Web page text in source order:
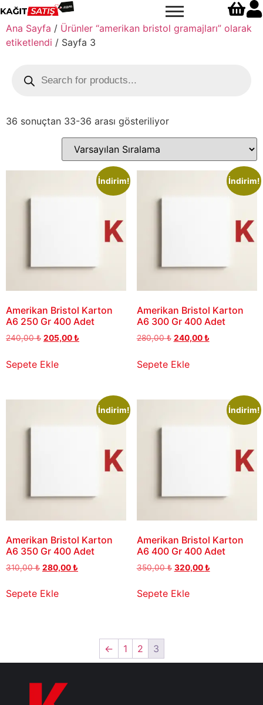
Ana Sayfa / Ürünler “amerikan bristol gramajları” olarak
etiketlendi / Sayfa 3
36 sonuçtan 33-36 arası gösteriliyor
İndirim!
Amerikan Bristol Karton
A6 250 Gr 400 Adet
240,00₺ 205,00₺
Sepete Ekle
İndirim!
Amerikan Bristol Karton
A6 300 Gr 400 Adet
280,00₺ 240,00₺
Sepete Ekle
İndirim!
Amerikan Bristol Karton
A6 350 Gr 400 Adet
310,00₺ 280,00₺
Sepete Ekle
İndirim!
Amerikan Bristol Karton
A6 400 Gr 400 Adet
350,00₺ 320,00₺
Sepete Ekle
← 1 2 3